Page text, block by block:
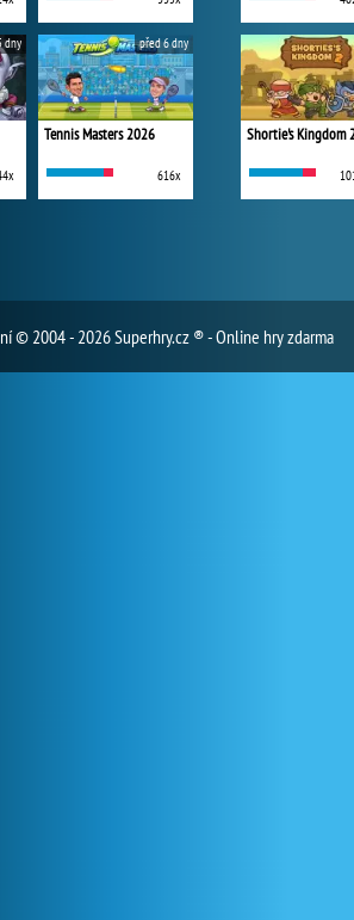
dny
Tennis Masters 2026
616x
před 6 dny
Shortie's Kingdom
© 2004 - 2026 Superhry.cz ® - Online hry zdarma